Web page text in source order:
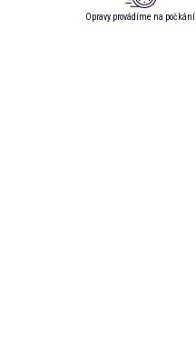
Opravy provádíme na počkání